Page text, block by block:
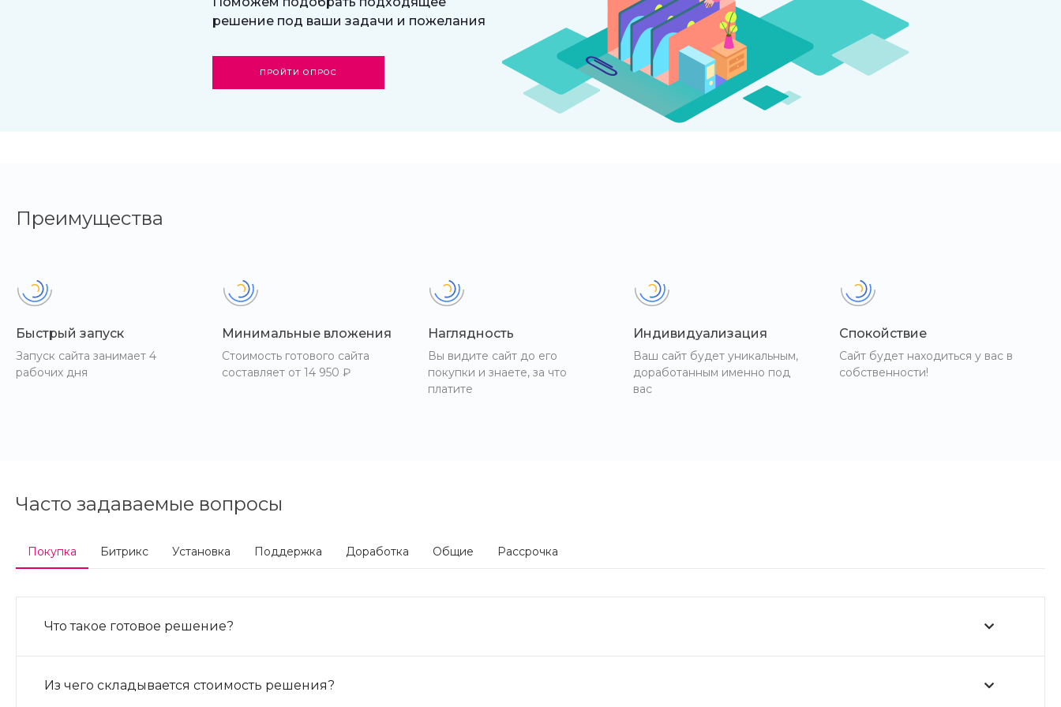
решение под ваши задачи и пожелания
ПРОЙТИ ОПРОС
Преимущества
Быстрый запуск
Запуск сайта занимает 4
рабочих дня
Минимальные вложения
Стоимость готового сайта
составляет от 14 950 ₽
Наглядность
Вы видите сайт до его
покупки и знаете, за что
платите
Индивидуализация
Ваш сайт будет уникальным,
доработанным именно под
вас
Спокойствие
Сайт будет находиться у вас в
собственности!
Часто задаваемые вопросы
Покупка Битрикс Установка Поддержка Доработка Общие Рассрочка
Что такое готовое решение?
Из чего складывается стоимость решения?